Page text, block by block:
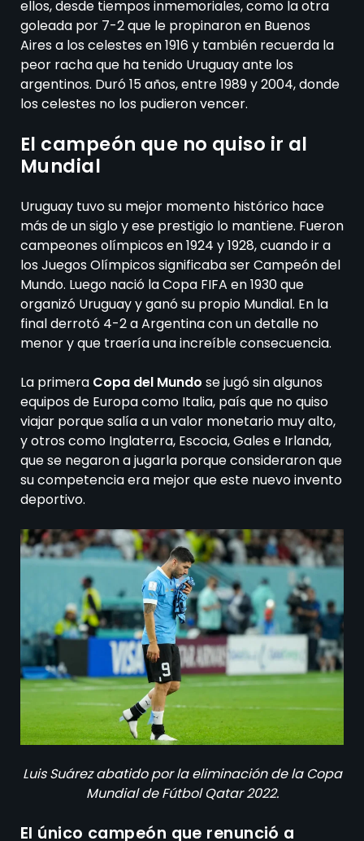
ellos, desde tiempos inmemoriales, como la otra
goleada por 7-2 que le propinaron en Buenos
Aires a los celestes en 1916 y también recuerda la
peor racha que ha tenido Uruguay ante los
argentinos. Duró 15 años, entre 1989 y 2004, donde
los celestes no los pudieron vencer.
El campeón que no quiso ir al
Mundial
Uruguay tuvo su mejor momento histórico hace
más de un siglo y ese prestigio lo mantiene. Fueron
campeones olímpicos en 1924 y 1928, cuando ir a
los Juegos Olímpicos significaba ser Campeón del
Mundo. Luego nació la Copa FIFA en 1930 que
organizó Uruguay y ganó su propio Mundial. En la
final derrotó 4-2 a Argentina con un detalle no
menor y que traería una increíble consecuencia.
La primera Copa del Mundo se jugó sin algunos
equipos de Europa como Italia, país que no quiso
viajar porque salía a un valor monetario muy alto,
y otros como Inglaterra, Escocia, Gales e Irlanda,
que se negaron a jugarla porque consideraron que
su competencia era mejor que este nuevo invento
deportivo.
Luis Suárez abatido por la eliminación de la Copa
Mundial de Fútbol Qatar 2022.
El único campeón que renunció a